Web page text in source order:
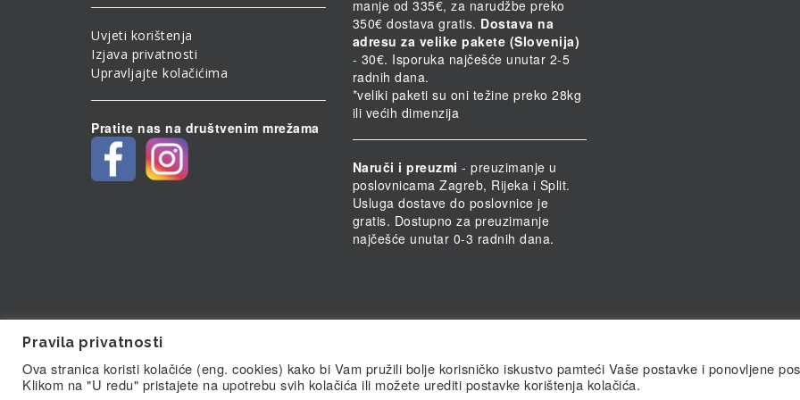
Uvjeti korištenja
Izjava privatnosti
Upravljajte kolačićima
Pratite nas na društvenim mrežama
manje od 335€, za narudžbe preko
350€ dostava gratis. Dostava na
adresu za velike pakete (Slovenija)
- 30€. Isporuka najčešće unutar 2-5
radnih dana.
*veliki paketi su oni težine preko 28kg
ili većih dimenzija
Naruči i preuzmi - preuzimanje u
poslovnicama Zagreb, Rijeka i Split.
Usluga dostave do poslovnice je
gratis. Dostupno za preuzimanje
najčešće unutar 0-3 radnih dana.
© Biolab.hr 2026
Pravila privatnosti
Ova stranica koristi kolačiće (eng. cookies) kako bi Vam pružili bolje korisničko iskustvo pamteći Vaše postavke i ponovljene
Klikom na "U redu" pristajete na upotrebu svih kolačića ili možete urediti postavke korištenja kolačića.